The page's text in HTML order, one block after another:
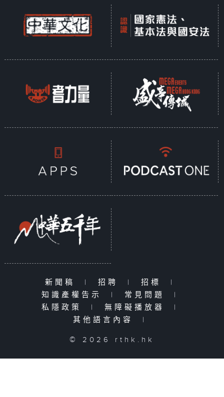
新聞稿 | 招聘 | 招標
|
知識產權告示
| 常見問題
|
私隱政策
| 無障礙播放器
|
其他語言內容
|
© 2026 rthk.hk